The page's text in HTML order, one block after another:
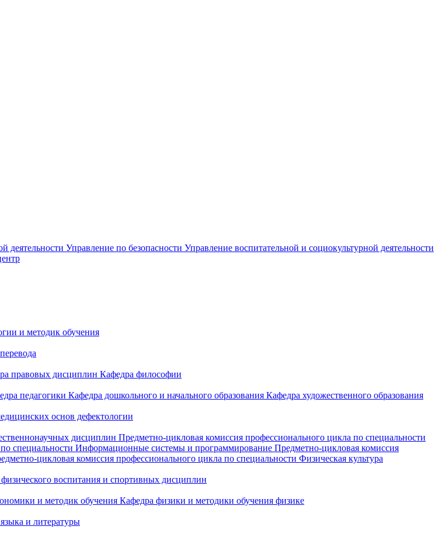
деятельности Управление по безопасности Управление воспитательной и социокультурной деятельности
и методик обучения
правовых дисциплин Кафедра философии
педагогики Кафедра дошкольного и начального образования Кафедра художественного образования
основ дефектологии
дисциплин Предметно-цикловая комиссия профессионального цикла по специальности
специальности Информационные системы и программирование Предметно-цикловая комиссия
цикловая комиссия профессионального цикла по специальности Физическая культура
воспитания и спортивных дисциплин
и методик обучения Кафедра физики и методики обучения физике
и литературы